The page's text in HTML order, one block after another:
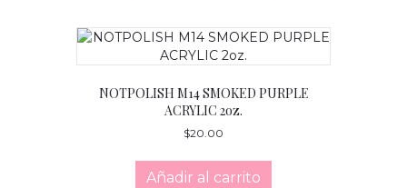
NOTPOLISH M14 SMOKED PURPLE
ACRYLIC 2oz.
$20.00
Añadir al carrito